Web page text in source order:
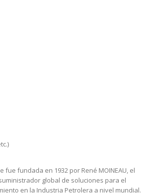
fue fundada en 1932 por René MOINEAU, el
global de soluciones para el
en la Industria Petrolera a nivel mundial.